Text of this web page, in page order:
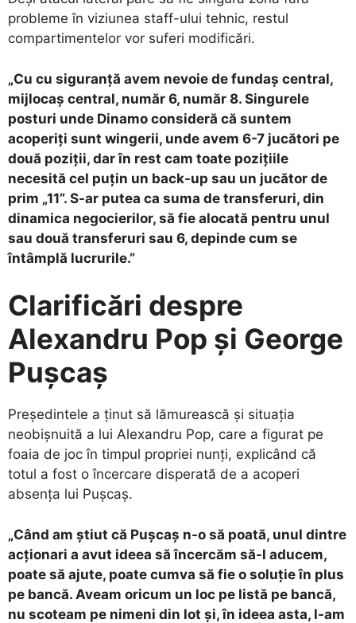
probleme în viziunea staff-ului tehnic, restul
compartimentelor vor suferi modificări.
„Cu cu siguranță avem nevoie de fundaș central,
mijlocaș central, număr 6, număr 8. Singurele
posturi unde Dinamo consideră că suntem
acoperiți sunt wingerii, unde avem 6-7 jucători pe
două poziții, dar în rest cam toate pozițiile
necesită cel puțin un back-up sau un jucător de
prim „11”. S-ar putea ca suma de transferuri, din
dinamica negocierilor, să fie alocată pentru unul
sau două transferuri sau 6, depinde cum se
întâmplă lucrurile.”
Clarificări despre
Alexandru Pop și George
Pușcaș
​Președintele a ținut să lămurească și situația
neobișnuită a lui Alexandru Pop, care a figurat pe
foaia de joc în timpul propriei nunți, explicând că
totul a fost o încercare disperată de a acoperi
absența lui Pușcaș.
„Când am știut că Pușcaș n-o să poată, unul dintre
acționari a avut ideea să încercăm să-l aducem,
poate să ajute, poate cumva să fie o soluție în plus
pe bancă. Aveam oricum un loc pe listă pe bancă,
nu scoteam pe nimeni din lot și, în ideea asta, l-am